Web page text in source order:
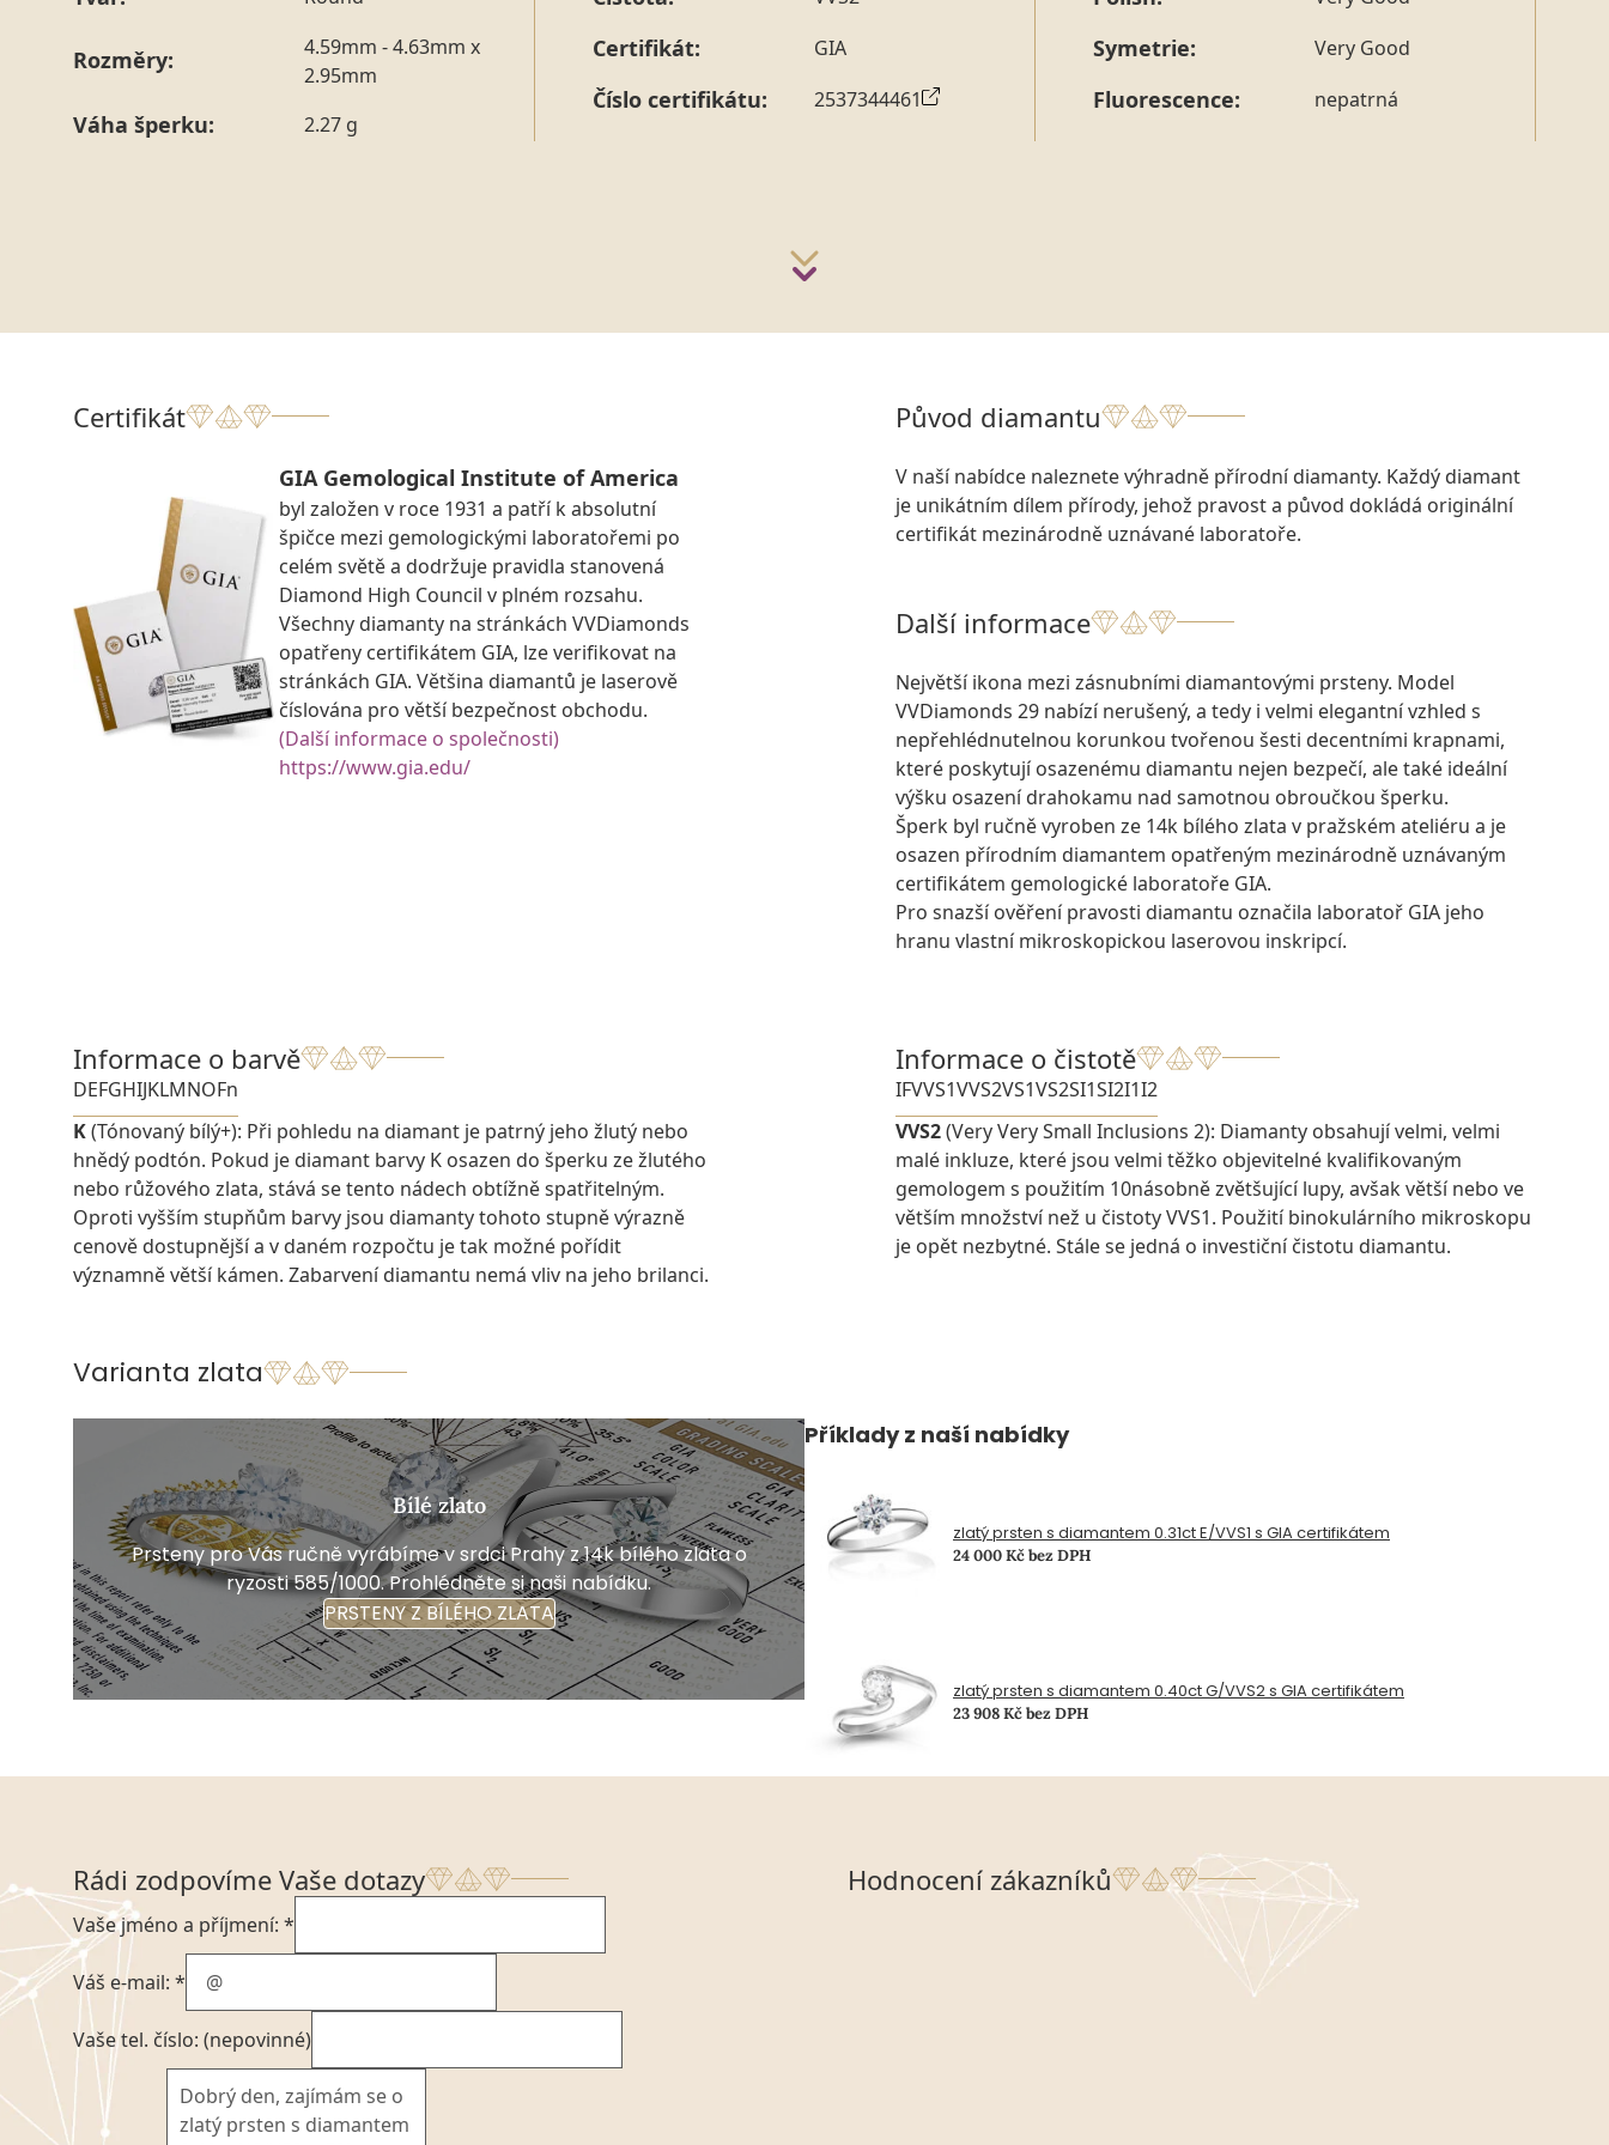
Pro sdělení skladové velikosti tohoto konkrétního prstenu nás můžete
Rozměry:
4.59mm - 4.63mm x
2.95mm
Váha šperku: 2.27 g
Certifikát: GIA
Číslo certifikátu: 2537344461
Symetrie: Very Good
Fluorescence: nepatrná
Certifikát
GIA Gemological Institute of America
byl založen v roce 1931 a patří k absolutní
špičce mezi gemologickými laboratořemi po
celém světě a dodržuje pravidla stanovená
Diamond High Council v plném rozsahu.
Všechny diamanty na stránkách VVDiamonds
opatřeny certifikátem GIA, lze verifikovat na
stránkách GIA. Většina diamantů je laserově
číslována pro větší bezpečnost obchodu.
(Další informace o společnosti)
https://www.gia.edu/
Původ diamantu
V naší nabídce naleznete výhradně přírodní diamanty. Každý diamant
je unikátním dílem přírody, jehož pravost a původ dokládá originální
certifikát mezinárodně uznávané laboratoře.
Další informace
Největší ikona mezi zásnubními diamantovými prsteny. Model
VVDiamonds 29 nabízí nerušený, a tedy i velmi elegantní vzhled s
nepřehlédnutelnou korunkou tvořenou šesti decentními krapnami,
které poskytují osazenému diamantu nejen bezpečí, ale také ideální
výšku osazení drahokamu nad samotnou obroučkou šperku.
Šperk byl ručně vyroben ze 14k bílého zlata v pražském ateliéru a je
osazen přírodním diamantem opatřeným mezinárodně uznávaným
certifikátem gemologické laboratoře GIA.
Pro snazší ověření pravosti diamantu označila laboratoř GIA jeho
hranu vlastní mikroskopickou laserovou inskripcí.
Informace o barvě
DEFGHIJKLMNOFn
K(Tónovaný bílý+): Při pohledu na diamant je patrný jeho žlutý nebo
hnědý podtón. Pokud je diamant barvy K osazen do šperku ze žlutého
nebo růžového zlata, stává se tento nádech obtížně spatřitelným.
Oproti vyšším stupňům barvy jsou diamanty tohoto stupně výrazně
cenově dostupnější a v daném rozpočtu je tak možné pořídit
významně větší kámen. Zabarvení diamantu nemá vliv na jeho brilanci.
Informace o čistotě
IFVVS1VVS2VS1VS2SI1SI2I1I2
VVS2(Very Very Small Inclusions 2): Diamanty obsahují velmi, velmi
malé inkluze, které jsou velmi těžko objevitelné kvalifikovaným
gemologem s použitím 10násobně zvětšující lupy, avšak větší nebo ve
větším množství než u čistoty VVS1. Použití binokulárního mikroskopu
je opět nezbytné. Stále se jedná o investiční čistotu diamantu.
Varianta zlata
Bílé zlato
Prsteny pro Vás ručně vyrábíme v srdci Prahy z 14k bílého zlata o
ryzosti 585/1000. Prohlédněte si naši nabídku.
PRSTENY Z BÍLÉHO ZLATA
Příklady z naší nabídky
zlatý prsten s diamantem 0.31ct E/VVS1 s GIA certifikátem
24 000 Kč bez DPH
zlatý prsten s diamantem 0.40ct G/VVS2 s GIA certifikátem
23 908 Kč bez DPH
Rádi zodpovíme Vaše dotazy
Vaše jméno a příjmení: *
Váš e-mail: *
Vaše tel. číslo: (nepovinné)
Hodnocení zákazníků